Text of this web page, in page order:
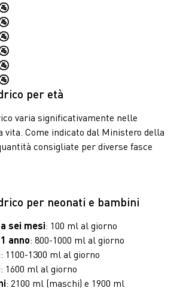
per età
varia significativamente nelle
vita. Come indicato dal Ministero della
consigliate per diverse fasce
per neonati e bambini
sei mesi: 100 ml al giorno
anno: 800-1000 ml al giorno
: 1100-1300 ml al giorno
: 1600 ml al giorno
: 2100 ml (maschi) e 1900 ml